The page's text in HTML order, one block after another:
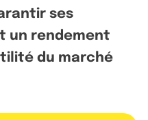
ses
un rendement
du marché